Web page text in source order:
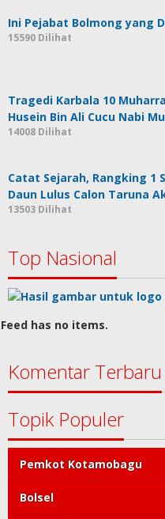
Ini Pejabat Bolmong yang
15590 Dilihat
Tragedi Karbala 10
Husein Bin Ali Cucu Nabi
14008 Dilihat
Catat Sejarah, Rangking 1
Daun Lulus Calon Taruna
13503 Dilihat
Top Nasional
Feed has no items.
Komentar Terbaru
Topik Populer
Pemkot Kotamobagu
Bolsel